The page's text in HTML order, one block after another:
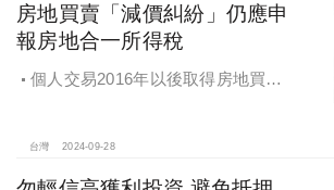
房地買賣「減價糾紛」仍應申
報房地合一所得稅
個人交易2016年以後取得房地買賣
得稅
台灣 2024-09-28